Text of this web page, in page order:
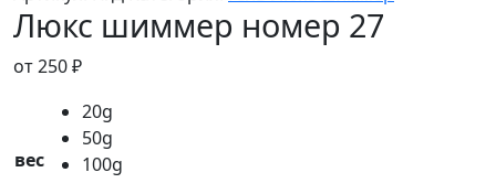
Люкс шиммер номер 27
от250₽
вес
20g
50g
100g